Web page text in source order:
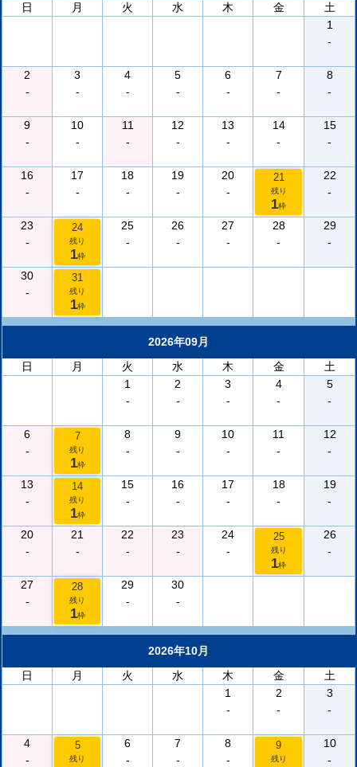
日
月 火 水 木 金
土
1
-
2
-
3
-
4
-
5
-
6
-
7
-
8
-
9
-
10
-
11
-
12
-
13
-
14
-
15
-
16
-
17
-
18
-
19
-
20
-
21
残り
1枠
22
-
23
-
24
残り
1枠
25
-
26
-
27
-
28
-
29
-
30
-
31
残り
1枠
2026年09月
日
月 火 水 木 金
土
1
-
2
-
3
-
4
-
5
-
6
-
7
残り
1枠
8
-
9
-
10
-
11
-
12
-
13
-
14
残り
1枠
15
-
16
-
17
-
18
-
19
-
20
-
21
-
22
-
23
-
24
-
25
残り
1枠
26
-
27
-
28
残り
1枠
29
-
30
-
2026年10月
日
月 火 水 木 金
土
1
-
2
-
3
-
4
-
5
残り
6
-
7
-
8
-
9
残り
10
-